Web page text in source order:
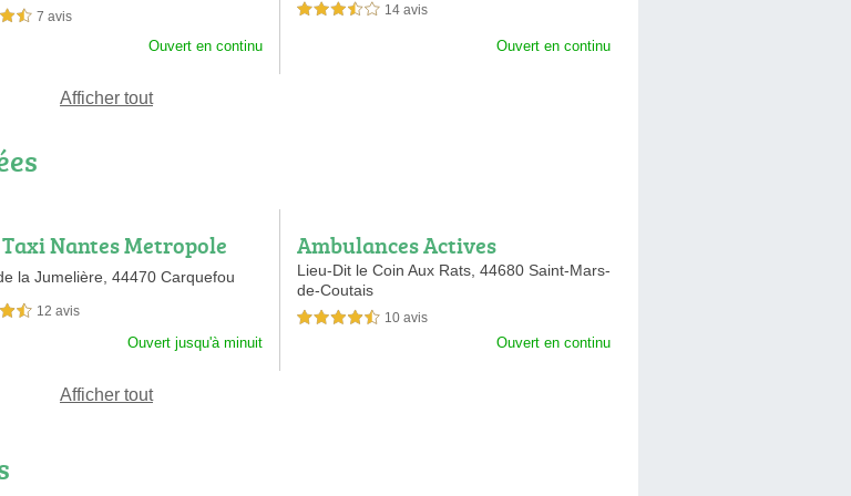
sur 5 7 avis
Ouvert en continu
3,5 étoiles sur 5 14 avis
Ouvert en continu
Afficher tout
Nantes Metropole
la Jumelière,44470 Carquefou
sur 5 12 avis
Ouvert jusqu'à minuit
Ambulances Actives
Lieu-Dit le Coin Aux Rats, 44680 Saint-Mars-
de-Coutais
4,5 étoiles sur 5 10 avis
Ouvert en continu
Afficher tout